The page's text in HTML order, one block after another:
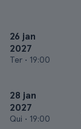
26 jan
2027
Ter • 19:00
28 jan
2027
Qui • 19:00